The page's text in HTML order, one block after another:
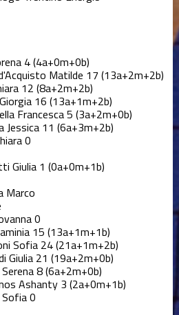
4(4a+0m+0b)
Matilde 17 (13a+2m+2b)
12 (8a+2m+2b)
16 (13a+1m+2b)
Francesca5 (3a+2m+0b)
Jessica 11 (6a+3m+2b)
0
Giulia 1 (0a+0m+1b)
Marco
0
15 (13a+1m+1b)
Sofia 24(21a+1m+2b)
Giulia 21 (19a+2m+0b)
8(6a+2m+0b)
Ashanty 3 (2a+0m+1b)
0